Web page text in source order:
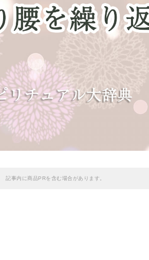
記事内に商品PRを含む場合があります。